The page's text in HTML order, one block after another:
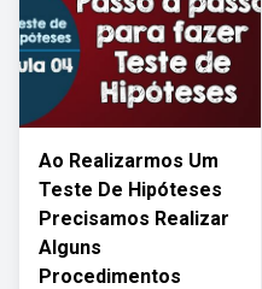
Ao Realizarmos Um
Teste De Hipóteses
Precisamos Realizar
Alguns
Procedimentos